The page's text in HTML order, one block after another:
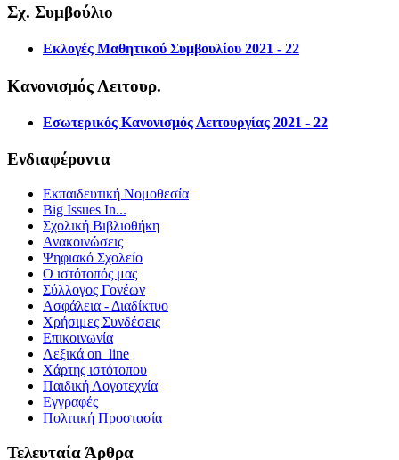
Σχ. Συμβούλιο
Εκλογές Μαθητικού Συμβουλίου 2021 - 22
Κανονισμός Λειτουρ.
Εσωτερικός Κανονισμός Λειτουργίας 2021 - 22
Ενδιαφέροντα
Εκπαιδευτική Νομοθεσία
Big Issues In...
Σχολική Βιβλιοθήκη
Ανακοινώσεις
Ψηφιακό Σχολείο
Ο ιστότοπός μας
Σύλλογος Γονέων
Ασφάλεια - Διαδίκτυο
Χρήσιμες Συνδέσεις
Επικοινωνία
Λεξικά on_line
Χάρτης ιστότοπου
Παιδική Λογοτεχνία
Εγγραφές
Πολιτική Προστασία
Τελευταία Άρθρα